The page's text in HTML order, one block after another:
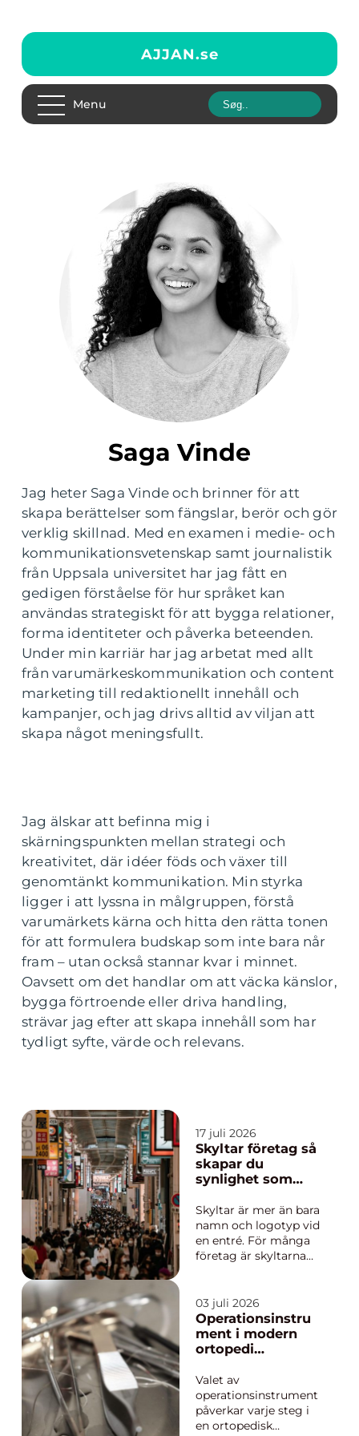
AJJAN.se
Menu
Saga Vinde
Jag heter Saga Vinde och brinner för att
skapa berättelser som fängslar, berör och gör
verklig skillnad. Med en examen i medie- och
kommunikationsvetenskap samt journalistik
från Uppsala universitet har jag fått en
gedigen förståelse för hur språket kan
användas strategiskt för att bygga relationer,
forma identiteter och påverka beteenden.
Under min karriär har jag arbetat med allt
från varumärkeskommunikation och content
marketing till redaktionellt innehåll och
kampanjer, och jag drivs alltid av viljan att
skapa något meningsfullt.
Jag älskar att befinna mig i
skärningspunkten mellan strategi och
kreativitet, där idéer föds och växer till
genomtänkt kommunikation. Min styrka
ligger i att lyssna in målgruppen, förstå
varumärkets kärna och hitta den rätta tonen
för att formulera budskap som inte bara når
fram – utan också stannar kvar i minnet.
Oavsett om det handlar om att väcka känslor,
bygga förtroende eller driva handling,
strävar jag efter att skapa innehåll som har
tydligt syfte, värde och relevans.
17 juli 2026
Skyltar företag så
skapar du
synlighet som
affärer
Skyltar är mer än bara
namn och logotyp vid
en entré. För många
företag är skyltarna
kund ofta långt innan
någon kliver in
genom dörren.
Genomtänkta skyltar
därför ett av de mest
kraftfulla v...
03 juli 2026
Operationsinstru
ment i modern
ortopedi
säkerhet och
långsiktig kvalitet
Valet av
operationsinstrument
påverkar varje steg i
en ortopedisk